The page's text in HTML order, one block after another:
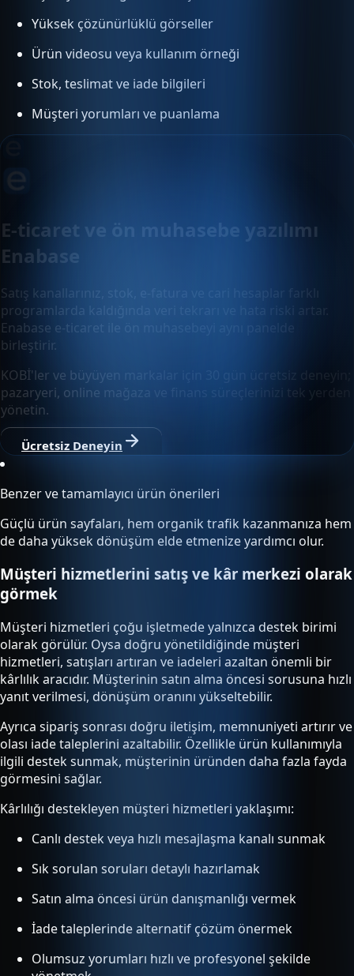
Yüksek çözünürlüklü görseller
Ürün videosu veya kullanım örneği
Stok, teslimat ve iade bilgileri
Müşteri yorumları ve puanlama
E-ticaret ve ön muhasebe yazılımı
Enabase
Satış kanallarınız, stok, e-fatura ve cari hesaplar farklı
programlarda kaldığında veri tekrarı ve hata riski artar.
Enabase e-ticaret ile ön muhasebeyi aynı panelde
birleştirir.
KOBİ'ler ve büyüyen markalar için 30 gün ücretsiz deneyin;
pazaryeri, online mağaza ve finans süreçlerinizi tek yerden
yönetin.
Ücretsiz Deneyin
Benzer ve tamamlayıcı ürün önerileri
Güçlü ürün sayfaları, hem organik trafik kazanmanıza hem
de daha yüksek dönüşüm elde etmenize yardımcı olur.
Müşteri hizmetlerini satış ve kâr merkezi olarak
görmek
Müşteri hizmetleri çoğu işletmede yalnızca destek birimi
olarak görülür. Oysa doğru yönetildiğinde müşteri
hizmetleri, satışları artıran ve iadeleri azaltan önemli bir
kârlılık aracıdır. Müşterinin satın alma öncesi sorusuna hızlı
yanıt verilmesi, dönüşüm oranını yükseltebilir.
Ayrıca sipariş sonrası doğru iletişim, memnuniyeti artırır ve
olası iade taleplerini azaltabilir. Özellikle ürün kullanımıyla
ilgili destek sunmak, müşterinin üründen daha fazla fayda
görmesini sağlar.
Kârlılığı destekleyen müşteri hizmetleri yaklaşımı:
Canlı destek veya hızlı mesajlaşma kanalı sunmak
Sık sorulan soruları detaylı hazırlamak
Satın alma öncesi ürün danışmanlığı vermek
İade taleplerinde alternatif çözüm önermek
Olumsuz yorumları hızlı ve profesyonel şekilde